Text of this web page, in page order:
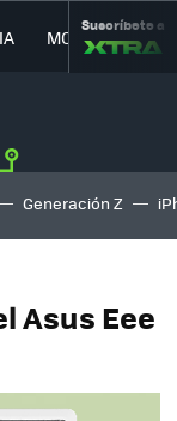
MOVILIDAD
Suscríbete a
Generación Z
Asus Eee